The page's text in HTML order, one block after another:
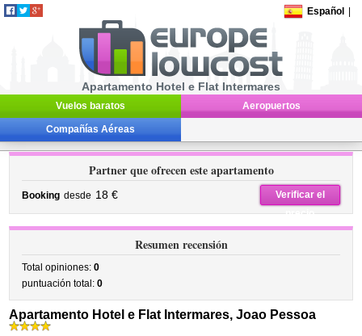
Español
Apartamento Hotel e Flat Intermares
Vuelos baratos Aeropuertos
Compañías Aéreas
Partner que ofrecen este apartamento
Booking desde 18 €
Verificar el
precio
Resumen recensión
Total opiniones:0
puntuación total:0
Apartamento Hotel e Flat Intermares, Joao Pessoa